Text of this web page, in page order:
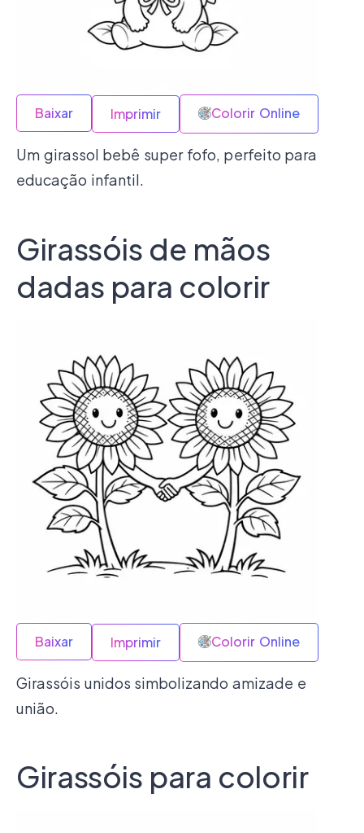
Baixar Imprimir Colorir Online
Um girassol bebê super fofo, perfeito para
educação infantil.
Girassóis de mãos
dadas para colorir
Baixar Imprimir Colorir Online
Girassóis unidos simbolizando amizade e
união.
Girassóis para colorir